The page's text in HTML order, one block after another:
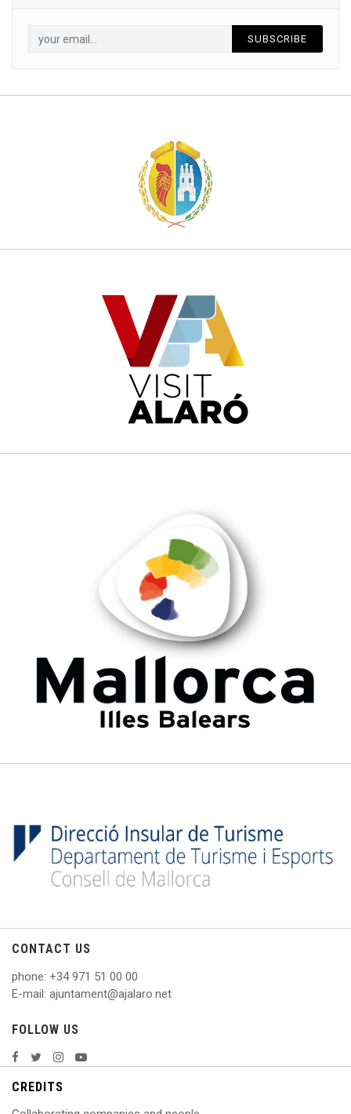
SUBSCRIBE
CONTACT US
phone: +34 971 51 00 00
E-mail: ajuntament@ajalaro.net
FOLLOW US
CREDITS